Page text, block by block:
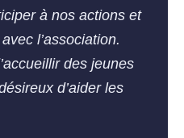
à nos actions et
l’association.
des jeunes
d’aider les